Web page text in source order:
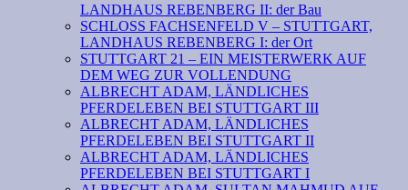
LANDHAUS REBENBERG II: der Bau
SCHLOSS FACHSENFELD V – STUTTGART,
LANDHAUS REBENBERG I: der Ort
STUTTGART 21 – EIN MEISTERWERK AUF
DEM WEG ZUR VOLLENDUNG
ALBRECHT ADAM, LÄNDLICHES
PFERDELEBEN BEI STUTTGART III
ALBRECHT ADAM, LÄNDLICHES
PFERDELEBEN BEI STUTTGART II
ALBRECHT ADAM, LÄNDLICHES
PFERDELEBEN BEI STUTTGART I